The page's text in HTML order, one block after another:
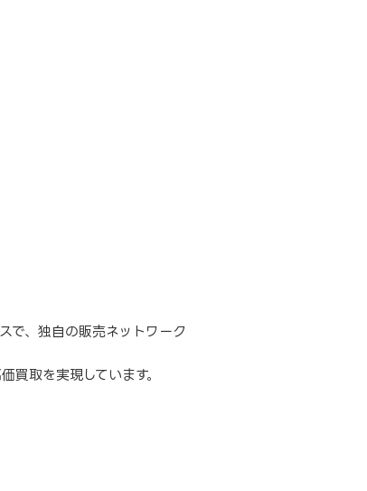
で、独自の販売ネットワーク
買取を実現しています。